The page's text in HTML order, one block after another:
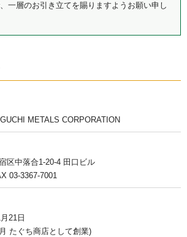
一層のお引き立てを賜りますようお願い申し
METALS CORPORATION
区中落合1-20-4 田口ビル
03-3367-7001
21日
たぐち商店として創業)